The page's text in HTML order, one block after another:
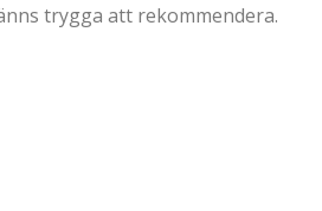
trygga att rekommendera.